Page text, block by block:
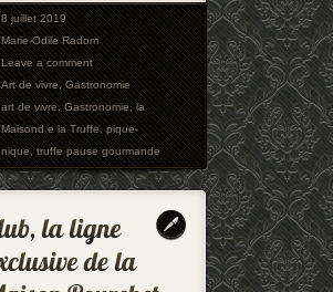
8 juillet 2019
Marie-Odile Radom
Leave a comment
Art de vivre,Gastronomie
art de vivre,Gastronomie,la
Maisond e la Truffe,pique-
nique,truffe pause gourmande